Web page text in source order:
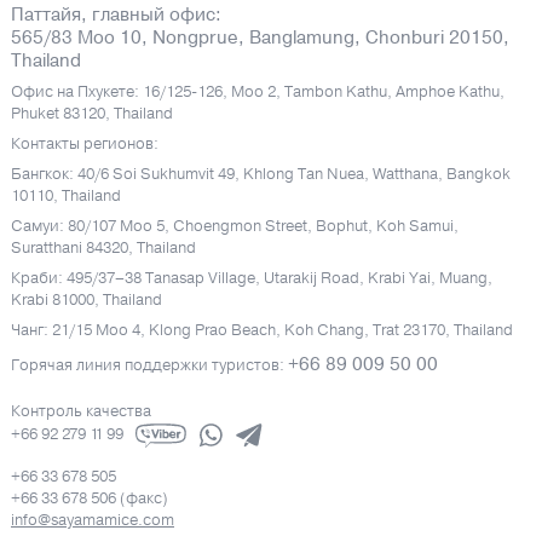
Паттайя, главный офис:
565/83 Moo 10, Nongprue, Banglamung, Chonburi 20150,
Thailand
Офис на Пхукете: 16/125-126, Moo 2, Tambon Kathu, Amphoe Kathu,
Phuket 83120, Thailand
Контакты регионов:
Бангкок: 40/6 Soi Sukhumvit 49, Khlong Tan Nuea, Watthana, Bangkok
10110, Thailand
Самуи: 80/107 Moo 5, Choengmon Street, Bophut, Koh Samui,
Suratthani 84320, Thailand
Краби: 495/37–38 Tanasap Village, Utarakij Road, Krabi Yai, Muang,
Krabi 81000, Thailand
Чанг: 21/15 Moo 4, Klong Prao Beach, Koh Chang, Trat 23170, Thailand
Горячая линия поддержки туристов: +66 89 009 50 00
Контроль качества
+66 92 279 11 99
+66 33 678 505
+66 33 678 506 (факс)
info@sayamamice.com